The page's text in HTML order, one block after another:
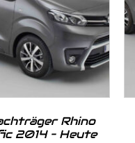
und Holzschutz zum
oder grau
Rhino
2014 – Heute